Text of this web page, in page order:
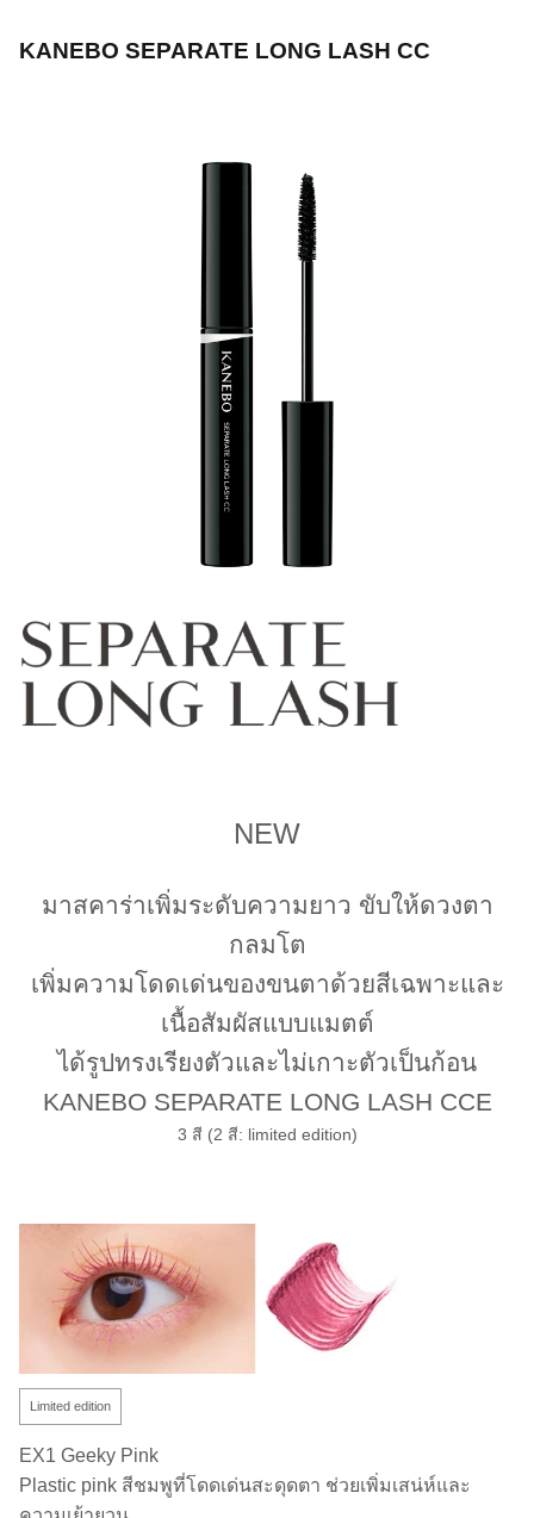
KANEBO SEPARATE LONG LASH CC
NEW
มาสคาร่าเพิ่มระดับความยาว ขับให้ดวงตา
กลมโต
เพิ่มความโดดเด่นของขนตาด้วยสีเฉพาะและ
เนื้อสัมผัสแบบแมตต์
ได้รูปทรงเรียงตัวและไม่เกาะตัวเป็นก้อน
KANEBO SEPARATE LONG LASH CCE
3 สี (2 สี: limited edition)
Limited edition
EX1 Geeky Pink
Plastic pink สีชมพูที่โดดเด่นสะดุดตา ช่วยเพิ่มเสน่ห์และ